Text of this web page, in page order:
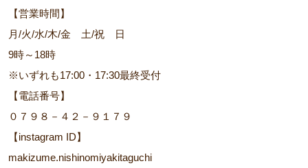
【営業時間】
月/火/水/木/金 土/祝 日
9時～18時
※いずれも17:00・17:30最終受付
【電話番号】
０７９８－４２－９１７９
【instagram ID】
makizume.nishinomiyakitaguchi